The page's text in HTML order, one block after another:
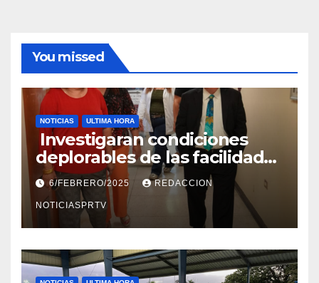
You missed
NOTICIAS ULTIMA HORA
Investigaran condiciones
deplorables de las facilidades
el Departamento de la Salud
en Mayagüez
6/FEBRERO/2025 REDACCION
NOTICIASPRTV